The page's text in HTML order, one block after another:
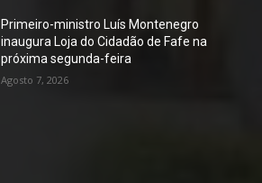
Primeiro-ministro Luís Montenegro
inaugura Loja do Cidadão de Fafe na
próxima segunda-feira
Agosto 7, 2026